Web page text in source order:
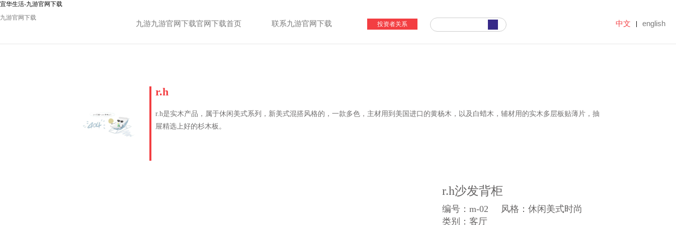
宜华生活-九游官网下载
九游官网下载
九游九游官网下载官网下载首页 联系九游官网下载 投资者关系 中文 english
r.h
r.h是实木产品，属于休闲美式系列，新美式混搭风格的，一款多色，主材用到美国进口的黄杨木，以及白蜡木，辅材用的实木多层板贴薄片，抽
屉精选上好的杉木板。
r.h沙发背柜
编号：m-02
风格：休闲美式时尚
类别：客厅